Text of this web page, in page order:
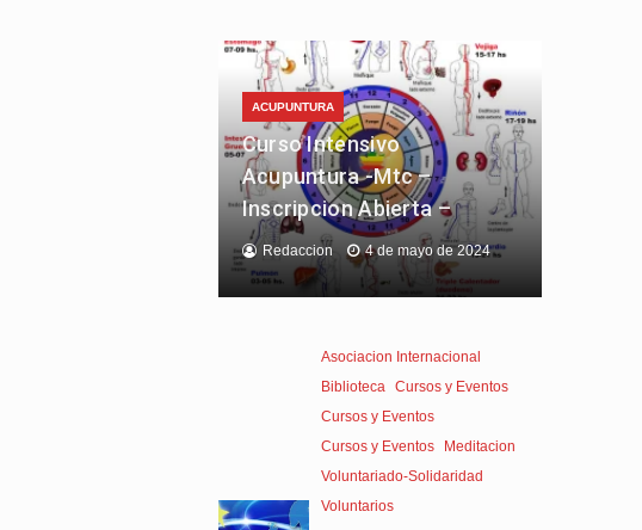
ACUPUNTURA
Curso Intensivo
Acupuntura -Mtc –
Inscripcion Abierta –
Redaccion 4 de mayo de 2024
Asociacion Internacional
Biblioteca Cursos y Eventos
Cursos y Eventos
Cursos y Eventos
Meditacion
Voluntariado-Solidaridad
Voluntarios